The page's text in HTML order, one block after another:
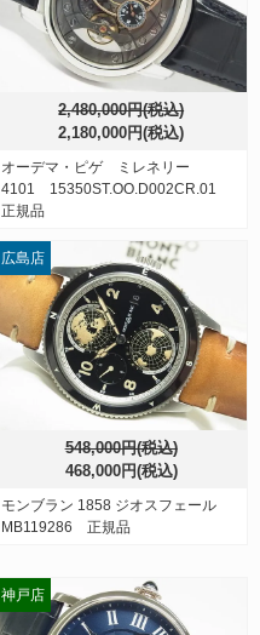
2,480,000円(税込)
2,180,000円(税込)
オーデマ・ピゲ ミレネリー
4101 15350ST.OO.D002CR.01
正規品
548,000円(税込)
468,000円(税込)
モンブラン 1858 ジオスフェール
MB119286 正規品
広島店
神戸店